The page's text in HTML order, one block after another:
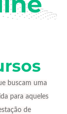
buscam uma
para aqueles
de